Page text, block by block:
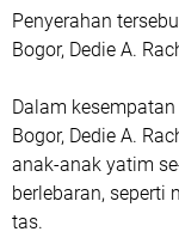
Penyerahan
Bogor, Dedie A.
Dalam
Bogor, Dedie A.
anak-anak yatim
berlebaran, seperti
tas.